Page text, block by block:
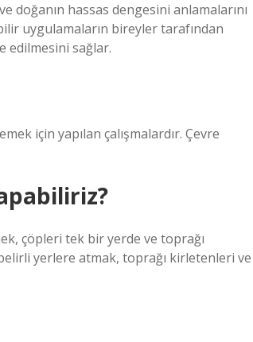
hassas dengesini anlamalarını
uygulamaların bireyler tarafından
edilmesini sağlar.
için yapılan çalışmalardır. Çevre
çöpleri tek bir yerde ve toprağı
yerlere atmak, toprağı kirletenleri ve